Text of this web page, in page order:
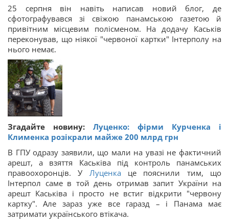
25 серпня він навіть написав новий блог, де
сфотографувався зі свіжою панамською газетою й
привітним місцевим полісменом. На додачу Каськів
переконував, що ніякої "червоної картки" Інтерполу на
нього немає.
Згадайте новину: Луценко: фірми Курченка і
Клименка розікрали майже 200 млрд грн
В ГПУ одразу заявили, що мали на увазі не фактичний
арешт, а взяття Каськіва під контроль панамських
правоохоронців. У Луценка це пояснили тим, що
Інтерпол саме в той день отримав запит України на
арешт Каськіва і просто не встиг відкрити "червону
картку". Але зараз уже все гаразд – і Панама має
затримати українського втікача.